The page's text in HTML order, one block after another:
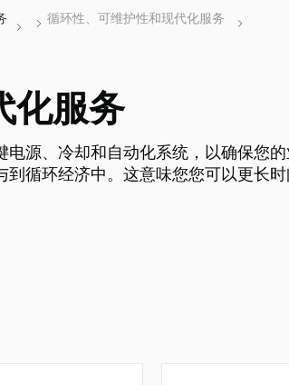
化服务
源、冷却和自动化系统，以确保您
循环经济中。这意味您您可以更长